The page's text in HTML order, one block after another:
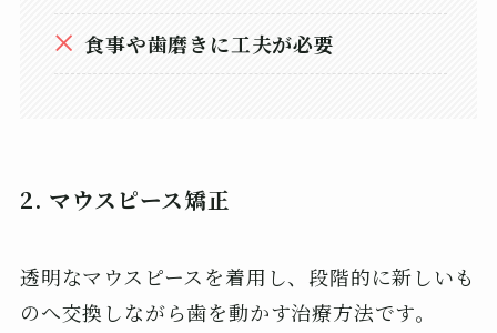
食事や歯磨きに工夫が必要
2. マウスピース矯正
透明なマウスピースを着用し、段階的に新しいも
のへ交換しながら歯を動かす治療方法です。